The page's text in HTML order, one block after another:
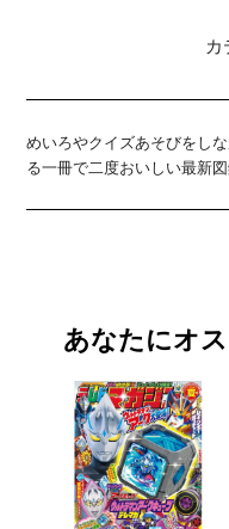
カ
めいろやクイズあそびをし
る一冊で二度おいしい最新
あなたにオ